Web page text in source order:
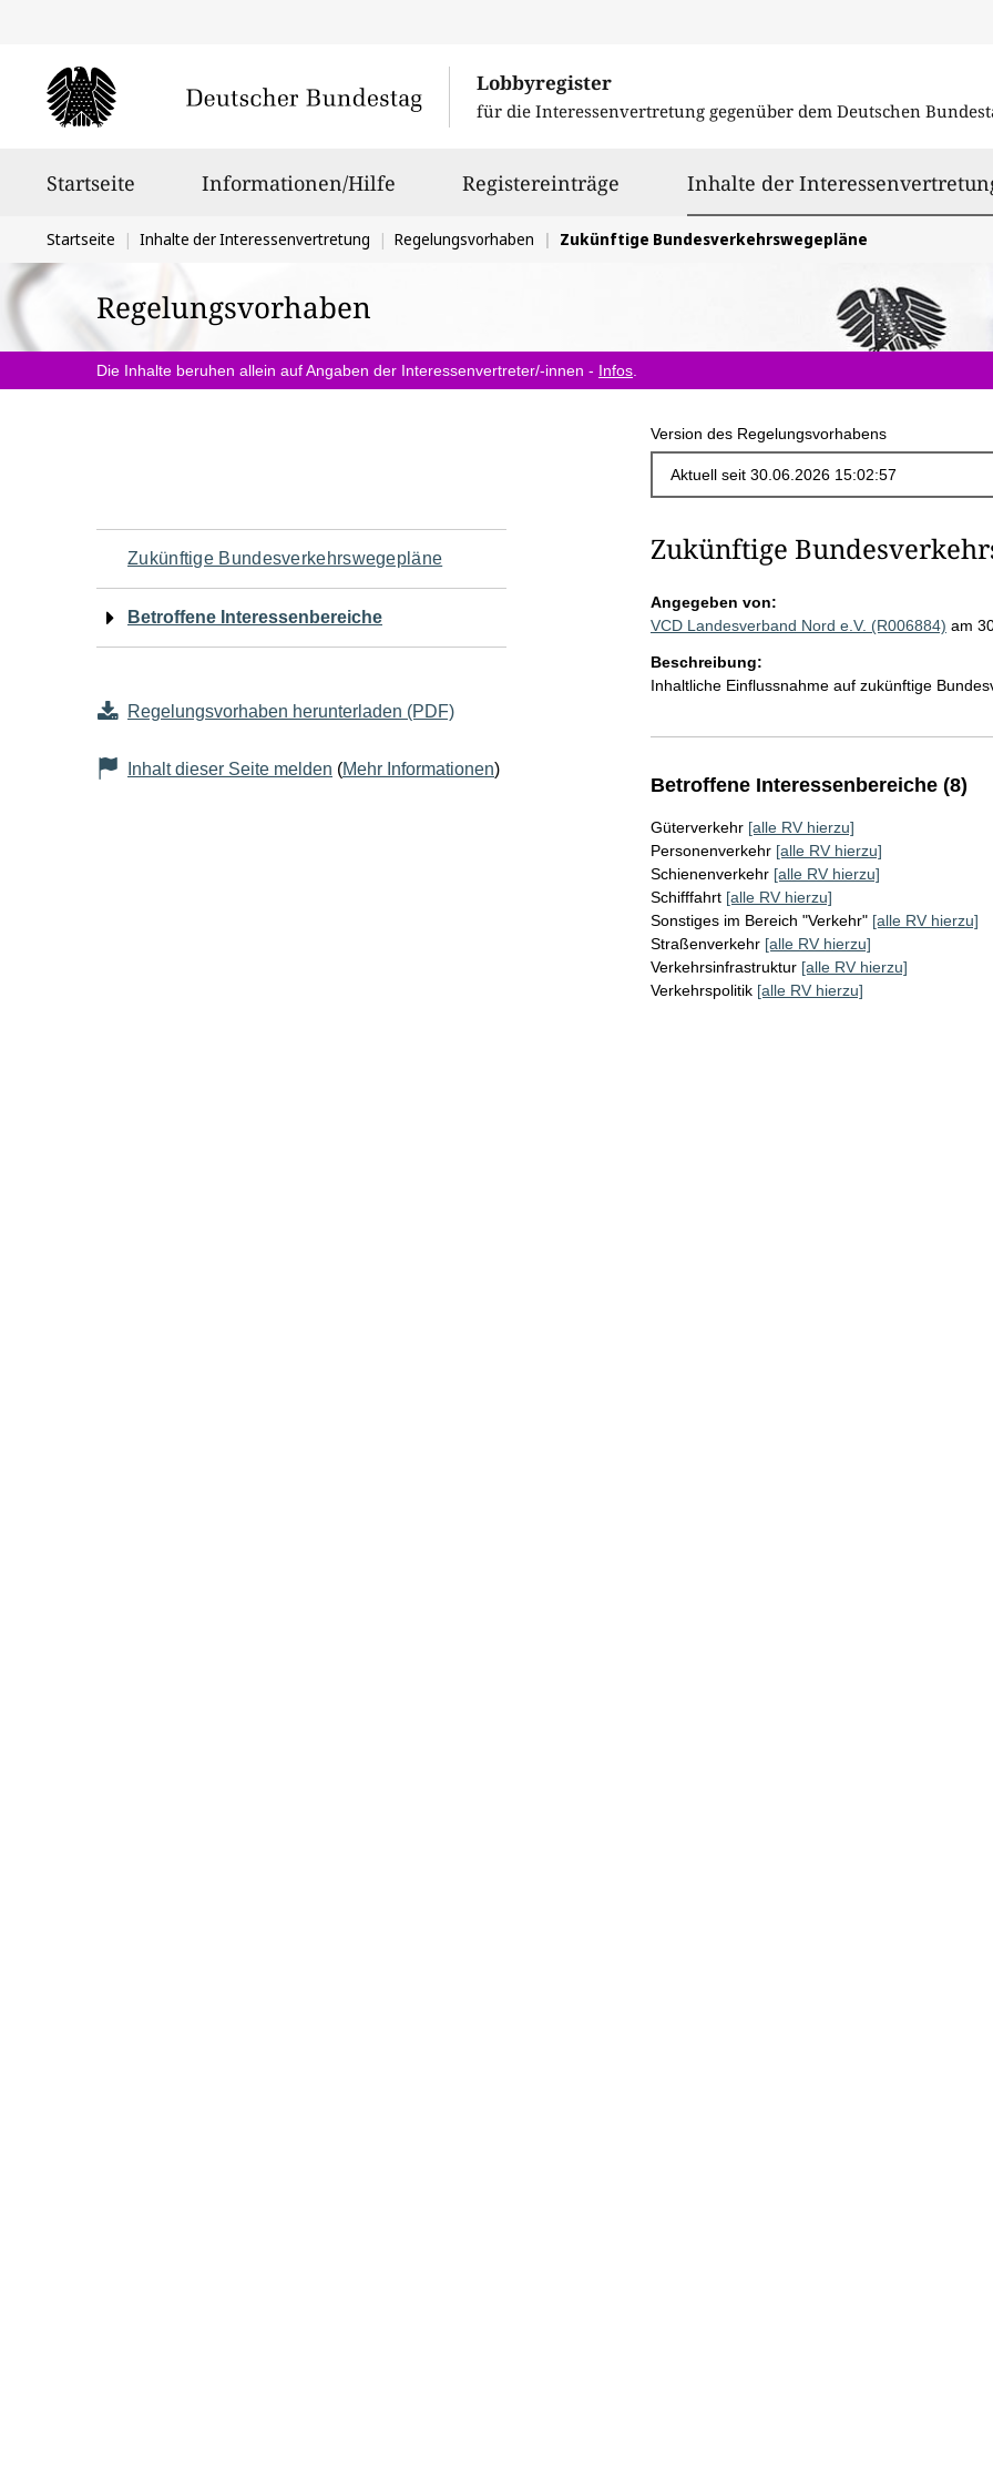
Lobbyregister
für die Interessenvertretung gegenüber dem Deutschen
Startseite Informationen/Hilfe Registereinträge Inhalte der
Sie
befinden
sich
hier:
Startseite Inhalte der Interessenvertretung Regelungsvorhaben Zukünftige Bundesverkehrswegepläne
Regelungsvorhaben
Die Inhalte beruhen allein auf Angaben der Interessenvertreter/-innen - Infos
Version des Regelungsvorhabens
Navigation
für
Seiteninhalt
Zukünftige Bundesverkehrswegepläne
Betroffene Interessenbereiche
Regelungsvorhaben herunterladen (PDF)
Inhalt dieser Seite melden (Mehr Informationen)
Zukünftige
Angegeben von:
VCD Landesverband Nord e.V. (R006884) am
Beschreibung:
Inhaltliche Einflussnahme auf zukünftige
Betroffene Interessenbereiche (8)
Güterverkehr [alle RV hierzu]
Personenverkehr [alle RV hierzu]
Schienenverkehr [alle RV hierzu]
Schifffahrt [alle RV hierzu]
Sonstiges im Bereich "Verkehr" [alle RV hierzu]
Straßenverkehr [alle RV hierzu]
Verkehrsinfrastruktur [alle RV hierzu]
Verkehrspolitik [alle RV hierzu]